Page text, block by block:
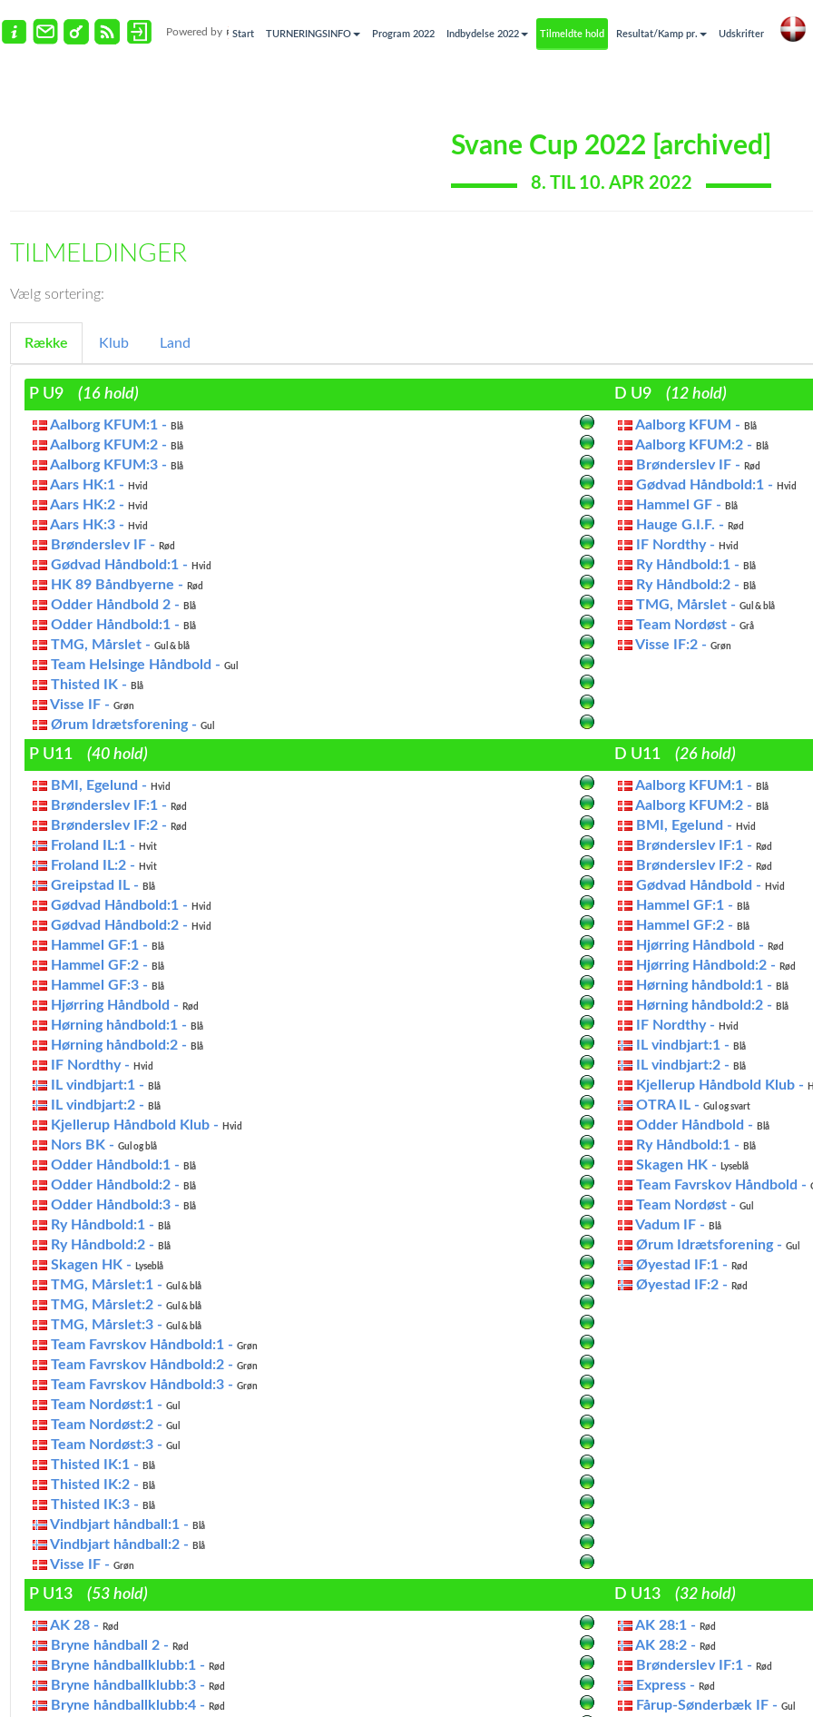
Powered by Start TURNERINGSINFO Program 2022 Indbydelse 2022 Tilmeldte hold Resultat/Kamp pr. Udskrifter
Svane Cup 2022 [archived]
8. TIL 10. APR 2022
TILMELDINGER
Vælg sortering:
Række Klub Land
P U9 (16 hold) D U9 (12 hold)
Aalborg KFUM:1 - Blå
Aalborg KFUM:2 - Blå
Aalborg KFUM:3 - Blå
Aars HK:1 - Hvid
Aars HK:2 - Hvid
Aars HK:3 - Hvid
Brønderslev IF - Rød
Gødvad Håndbold:1 - Hvid
HK 89 Båndbyerne - Rød
Odder Håndbold 2 - Blå
Odder Håndbold:1 - Blå
TMG, Mårslet - Gul & blå
Team Helsinge Håndbold - Gul
Thisted IK - Blå
Visse IF - Grøn
Ørum Idrætsforening - Gul
Aalborg KFUM - Blå
Aalborg KFUM:2 - Blå
Brønderslev IF - Rød
Gødvad Håndbold:1 - Hvid
Hammel GF - Blå
Hauge G.I.F. - Rød
IF Nordthy - Hvid
Ry Håndbold:1 - Blå
Ry Håndbold:2 - Blå
TMG, Mårslet - Gul & blå
Team Nordøst - Grå
Visse IF:2 - Grøn
P U11 (40 hold) D U11 (26 hold)
BMI, Egelund - Hvid
Brønderslev IF:1 - Rød
Brønderslev IF:2 - Rød
Froland IL:1 - Hvit
Froland IL:2 - Hvit
Greipstad IL - Blå
Gødvad Håndbold:1 - Hvid
Gødvad Håndbold:2 - Hvid
Hammel GF:1 - Blå
Hammel GF:2 - Blå
Hammel GF:3 - Blå
Hjørring Håndbold - Rød
Hørning håndbold:1 - Blå
Hørning håndbold:2 - Blå
IF Nordthy - Hvid
IL vindbjart:1 - Blå
IL vindbjart:2 - Blå
Kjellerup Håndbold Klub - Hvid
Nors BK - Gul og blå
Odder Håndbold:1 - Blå
Odder Håndbold:2 - Blå
Odder Håndbold:3 - Blå
Ry Håndbold:1 - Blå
Ry Håndbold:2 - Blå
Skagen HK - Lyseblå
TMG, Mårslet:1 - Gul & blå
TMG, Mårslet:2 - Gul & blå
TMG, Mårslet:3 - Gul & blå
Team Favrskov Håndbold:1 - Grøn
Team Favrskov Håndbold:2 - Grøn
Team Favrskov Håndbold:3 - Grøn
Team Nordøst:1 - Gul
Team Nordøst:2 - Gul
Team Nordøst:3 - Gul
Thisted IK:1 - Blå
Thisted IK:2 - Blå
Thisted IK:3 - Blå
Vindbjart håndball:1 - Blå
Vindbjart håndball:2 - Blå
Visse IF - Grøn
Aalborg KFUM:1 - Blå
Aalborg KFUM:2 - Blå
BMI, Egelund - Hvid
Brønderslev IF:1 - Rød
Brønderslev IF:2 - Rød
Gødvad Håndbold - Hvid
Hammel GF:1 - Blå
Hammel GF:2 - Blå
Hjørring Håndbold - Rød
Hjørring Håndbold:2 - Rød
Hørning håndbold:1 - Blå
Hørning håndbold:2 - Blå
IF Nordthy - Hvid
IL vindbjart:1 - Blå
IL vindbjart:2 - Blå
Kjellerup Håndbold Klub -
OTRA IL - Gul og svart
Odder Håndbold - Blå
Ry Håndbold:1 - Blå
Skagen HK - Lyseblå
Team Favrskov Håndbold -
Team Nordøst - Gul
Vadum IF - Blå
Ørum Idrætsforening - Gul
Øyestad IF:1 - Rød
Øyestad IF:2 - Rød
P U13 (53 hold) D U13 (32 hold)
AK 28 - Rød
Bryne håndball 2 - Rød
Bryne håndballklubb:1 - Rød
Bryne håndballklubb:3 - Rød
Bryne håndballklubb:4 - Rød
AK 28:1 - Rød
AK 28:2 - Rød
Brønderslev IF:1 - Rød
Express - Rød
Fårup-Sønderbæk IF - Gul